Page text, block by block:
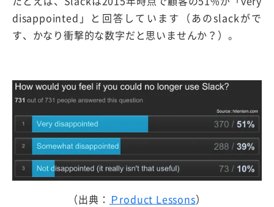
disappointed」と回答しています（あのslackがで
す、かなり衝撃的な数字だと思いませんか？）。
（出典： Ｐroduct Lessons）